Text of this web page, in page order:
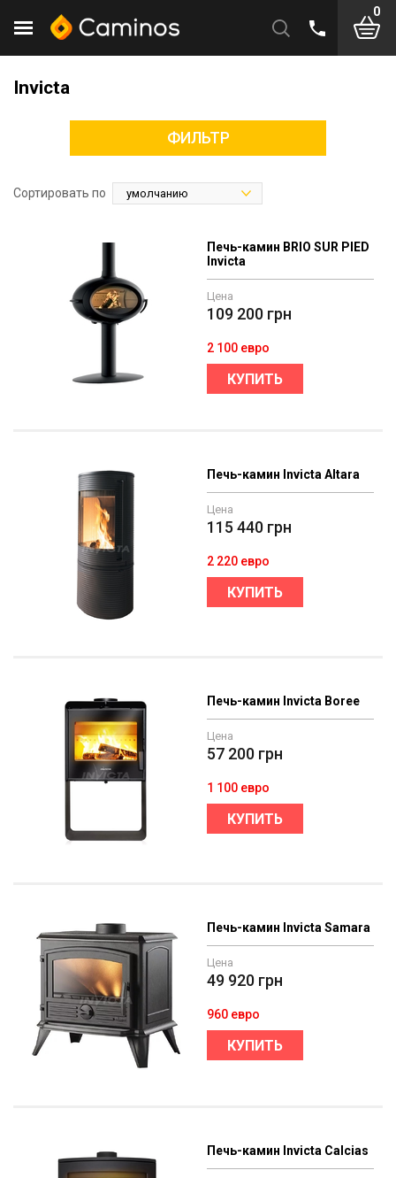
0
Invicta
ФИЛЬТР
Сортировать по
Печь-камин BRIO SUR PIED
Invicta
Цена
109 200 грн
2 100 евро
КУПИТЬ
Печь-камин Invicta Altara
Цена
115 440 грн
2 220 евро
КУПИТЬ
Печь-камин Invicta Boree
Цена
57 200 грн
1 100 евро
КУПИТЬ
Печь-камин Invicta Samara
Цена
49 920 грн
960 евро
КУПИТЬ
Печь-камин Invicta Calcias